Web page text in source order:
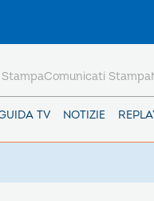
TV NOTIZIE
Comunicati Stampa